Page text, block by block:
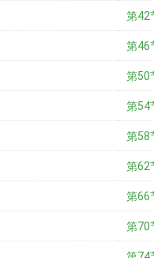
第42
第46
第50
第54
第58
第62
第66
第70